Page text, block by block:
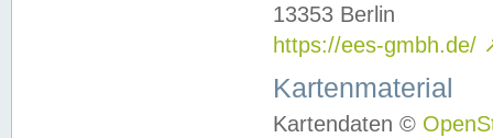
13353 Berlin
https://ees-gmbh.de/
Kartenmaterial
Kartendaten ©